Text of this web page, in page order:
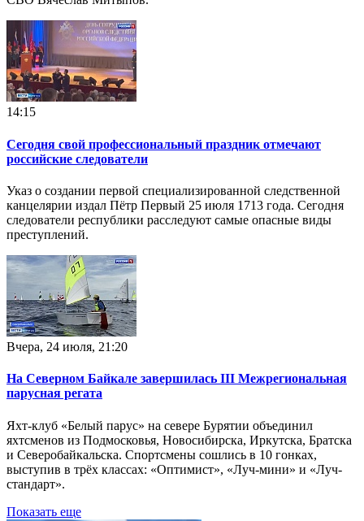
14:15
Сегодня свой профессиональный праздник отмечают
российские следователи
Указ о создании первой специализированной следственной
канцелярии издал Пётр Первый 25 июля 1713 года. Сегодня
следователи республики расследуют самые опасные виды
преступлений.
Вчера, 24 июля, 21:20
На Северном Байкале завершилась III Межрегиональная
парусная регата
Яхт-клуб «Белый парус» на севере Бурятии объединил
яхтсменов из Подмосковья, Новосибирска, Иркутска, Братска
и Северобайкальска. Спортсмены сошлись в 10 гонках,
выступив в трёх классах: «Оптимист», «Луч-мини» и «Луч-
стандарт».
Показать еще